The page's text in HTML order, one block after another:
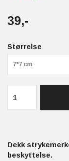
39,-
Størrelse
7*7 cm
Dekk
beskyttelse.